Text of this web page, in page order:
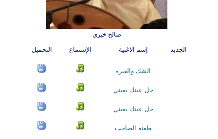
صالح خيري
الجديد إسم الاغنية الإستماع التحميل
الشك والغيرة
خل عينك بعيني
خل عينك بعيني
طعنة الصاحب